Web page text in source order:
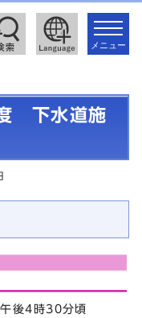
toggle
メニュー
下水道施
後4時30分頃